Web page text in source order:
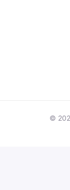
©